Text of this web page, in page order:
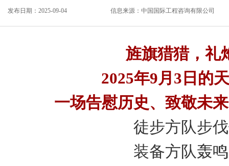
发布日期：2025-09-04 信息来源： 中国国际工程咨询有限公司
旌旗猎猎，礼
2025年9月3日的
一场告慰历史、致敬未
徒步方队步
装备方队轰